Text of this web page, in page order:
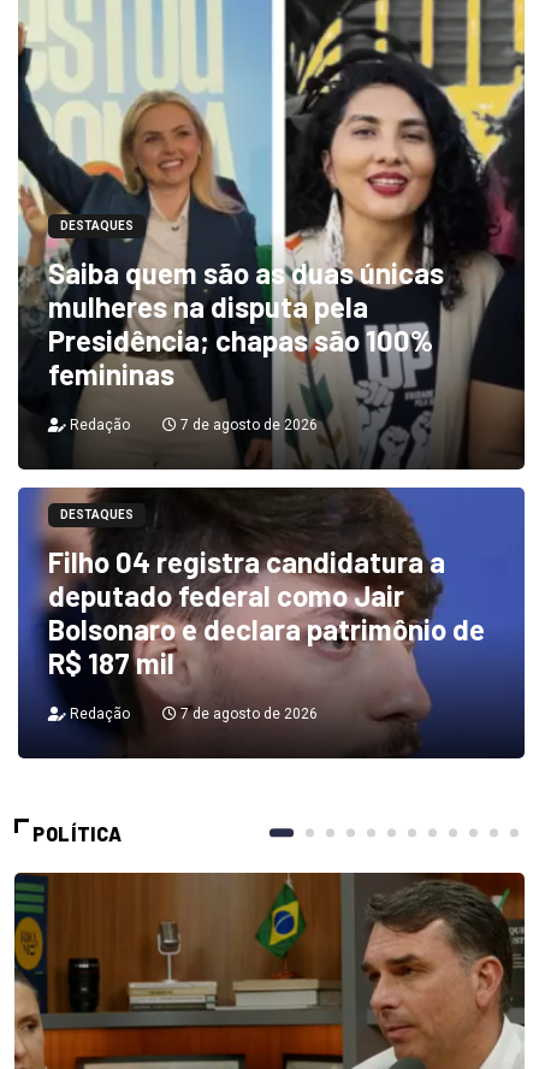
DESTAQUES
Saiba quem são as duas únicas
mulheres na disputa pela
Presidência; chapas são 100%
femininas
Redação 7 de agosto de 2026
DESTAQUES
Filho 04 registra candidatura a
deputado federal como Jair
Bolsonaro e declara patrimônio de
R$ 187 mil
Redação 7 de agosto de 2026
POLÍTICA